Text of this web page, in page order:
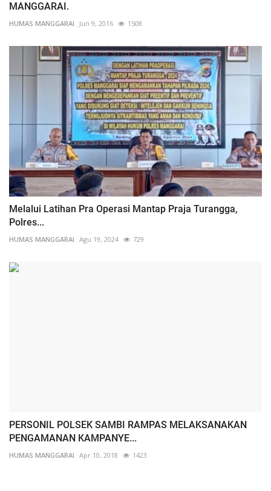
MANGGARAI.
HUMAS MANGGARAI Jun 9, 2016 1508
Melalui Latihan Pra Operasi Mantap Praja Turangga,
Polres...
HUMAS MANGGARAI Agu 19, 2024 729
PERSONIL POLSEK SAMBI RAMPAS MELAKSANAKAN
PENGAMANAN KAMPANYE...
HUMAS MANGGARAI Apr 10, 2018 1423